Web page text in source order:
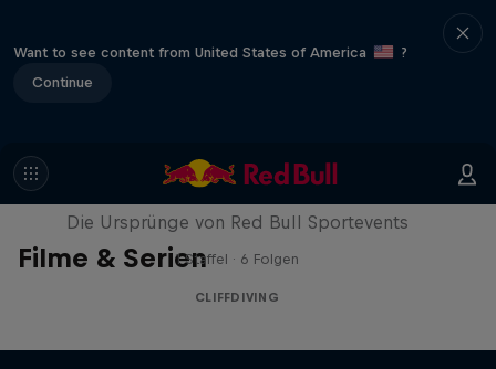
Want to see content from United States of America
?
Continue
Filme & Serien
A History of...
Die Ursprünge von Red Bull Sportevents
1 Staffel · 6 Folgen
CLIFFDIVING